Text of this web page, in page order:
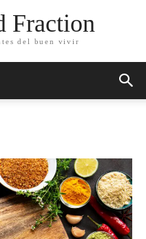
Fraction
del buen vivir